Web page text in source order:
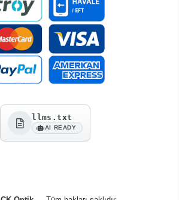
llms.txt
AI READY